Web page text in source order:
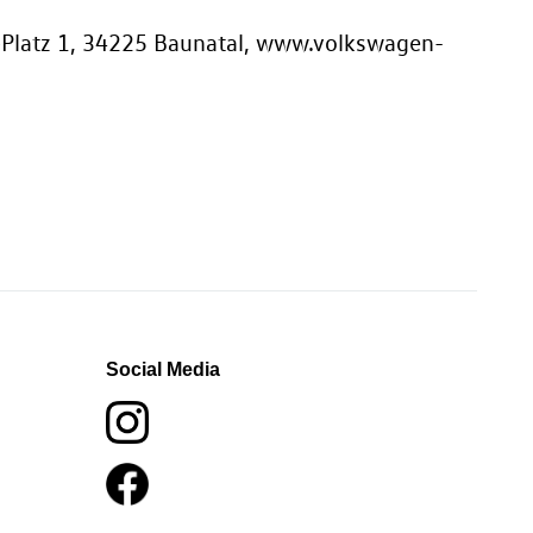
1, 34225 Baunatal, www.volkswagen-
Social Media